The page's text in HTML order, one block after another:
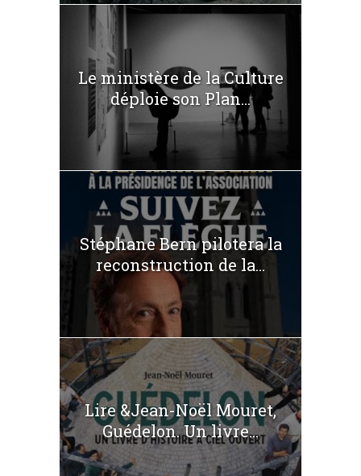
Le ministère de la Culture
déploie son Plan...
Stéphane Bern pilotera la
reconstruction de la...
Lire &Jean-Noël Mouret,
Guédelon. Un livre...